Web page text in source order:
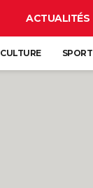
ACTUALITÉS
CULTURE SPORT